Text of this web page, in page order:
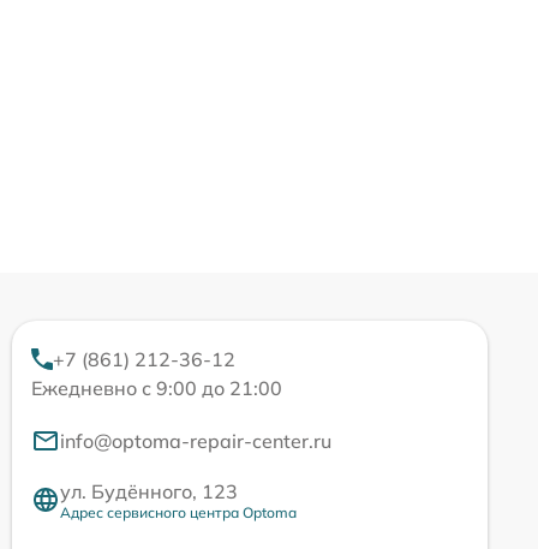
+7 (861) 212-36-12
Ежедневно с 9:00 до 21:00
info@optoma-repair-center.ru
ул. Будённого, 123
Адрес сервисного центра Optoma